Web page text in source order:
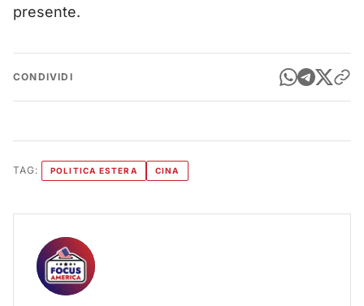
presente.
CONDIVIDI
TAG: POLITICA ESTERA CINA